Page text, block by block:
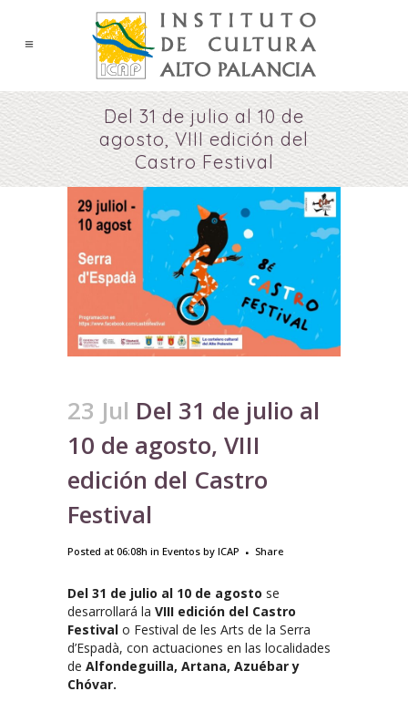
Del 31 de julio al 10 de
agosto, VIII edición del
Castro Festival
23 Jul Del 31 de julio al
10 de agosto, VIII
edición del Castro
Festival
Posted at 06:08h in Eventos by ICAP Share
Del 31 de julio al 10 de agosto se
desarrollará la VIII edición del Castro
Festival o Festival de les Arts de la Serra
d’Espadà, con actuaciones en las localidades
de Alfondeguilla, Artana, Azuébar y
Chóvar.